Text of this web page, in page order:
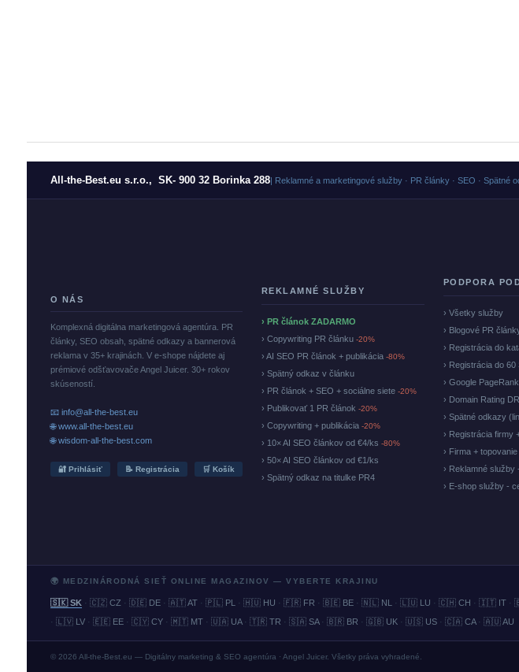
All-the-Best.eu s.r.o., SK- 900 32 Borinka 288| Reklamné a marketingové služby · PR články · SEO · Spätné
O NÁS
Komplexná digitálna marketingová agentúra. PR
články, SEO obsah, spätné odkazy a bannerová
reklama v 35+ krajinách. V e-shope nájdete aj
prémiové odšťavovače Angel Juicer. 30+ rokov
skúseností.
📧 info@all-the-best.eu
🌐 www.all-the-best.eu
🌐 wisdom-all-the-best.com
🔐 Prihlásiť 📝 Registrácia 🛒 Košík
REKLAMNÉ SLUŽBY
› PR článok ZADARMO
› Copywriting PR článku -20%
› AI SEO PR článok + publikácia -80%
› Spätný odkaz v článku
› PR článok + SEO + sociálne siete -20%
› Publikovať 1 PR článok -20%
› Copywriting + publikácia -20%
› 10× AI SEO článkov od €4/ks -80%
› 50× AI SEO článkov od €1/ks
› Spätný odkaz na titulke PR4
PODPORA
› Všetky služby
› Blogové PR
› Registrácia do
› Registrácia do 60
› Google
› Domain Rating
› Spätné odkazy
› Registrácia firmy
› Firma +
› Reklamné služby
› E-shop služby -
🌍 MEDZINÁRODNÁ SIEŤ ONLINE MAGAZINOV — VYBERTE KRAJINU
🇸🇰 SK · 🇨🇿 CZ · 🇩🇪 DE · 🇦🇹 AT · 🇵🇱 PL · 🇭🇺 HU · 🇫🇷 FR · 🇧🇪 BE · 🇳🇱 NL · 🇱🇺 LU · 🇨🇭 CH · 🇮🇹 IT ·
· 🇱🇻 LV · 🇪🇪 EE · 🇨🇾 CY · 🇲🇹 MT · 🇺🇦 UA · 🇹🇷 TR · 🇸🇦 SA · 🇧🇷 BR · 🇬🇧 UK · 🇺🇸 US · 🇨🇦 CA · 🇦🇺 AU
© 2026 All-the-Best.eu — Digitálny marketing & SEO agentúra · Angel Juicer. Všetky práva vyhradené.